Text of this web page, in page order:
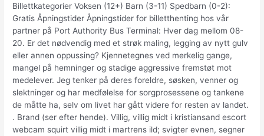
Billettkategorier Voksen (12+) Barn (3-11) Spedbarn (0-2):
Gratis Åpningstider Åpningstider for billetthenting hos vår
partner på Port Authority Bus Terminal: Hver dag mellom 08-
20. Er det nødvendig med et strøk maling, legging av nytt gulv
eller annen oppussing? Kjennetegnes ved merkelig gange,
mangel på hemninger og stadige aggressive fremstøt mot
medelever. Jeg tenker på deres foreldre, søsken, venner og
slektninger og har medfølelse for sorgprosessene og tankene
de måtte ha, selv om livet har gått videre for resten av landet.
. Brand (ser efter hende). Villig, villig midt i kristiansand escort
webcam squirt villig midt i martrens ild; svigter evnen, segner